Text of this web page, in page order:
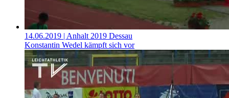
14.06.2019 | Anhalt 2019 Dessau
Konstantin Wedel kämpft sich vor